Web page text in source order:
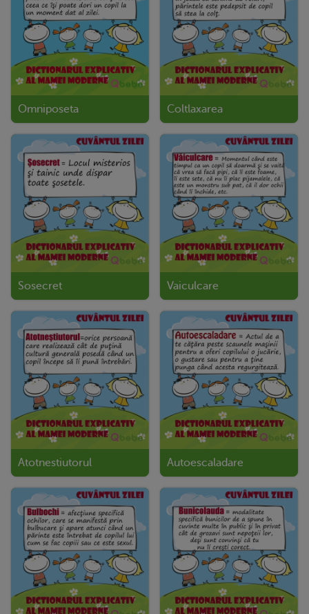
Omniposeta Coltlaxarea
Sosecret Vaiculcare
Atotnestiutorul Autoescaladare